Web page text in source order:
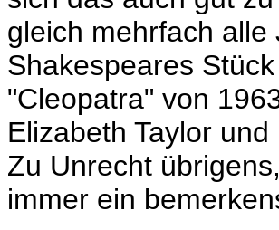
gleich mehrfach
Shakespeares
"Cleopatra" von
Elizabeth Taylor
Zu Unrecht
immer ein